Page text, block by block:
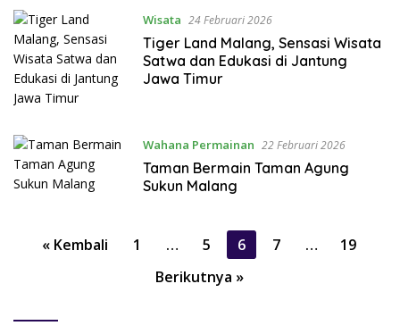
Wisata 24 Februari 2026
Tiger Land Malang, Sensasi Wisata
Satwa dan Edukasi di Jantung
Jawa Timur
Wahana Permainan 22 Februari 2026
Taman Bermain Taman Agung
Sukun Malang
« Kembali 1 … 5 6 7 …
19
Berikutnya »